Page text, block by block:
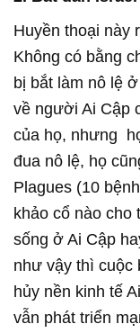
Huyền thoại này
Không có bằng
bị bắt làm nô lệ
về người Ai Cập
của họ, nhưng
đua nô lệ, họ
Plagues (10
khảo cổ nào cho
sống ở Ai Cập
như vậy thì cuộc
hủy nền kinh tế
vẫn phát triển